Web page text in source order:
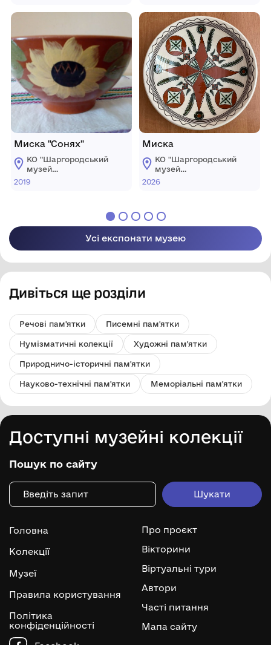
Шаргородської
Миска "Сонях"
КО "Шаргородський
музей
образотворчого
2019
Шаргородської
міської ради
Миска
КО "Шаргородський
музей
образотворчого
2026
Усі експонати музею
Дивіться ще розділи
Речові пам'ятки Писемні пам'ятки
Нумізматичні колекції Художні пам'ятки
Природничо-історичні пам'ятки
Науково-технічні пам'ятки Меморіальні пам'ятки
Доступні музейні колекції
Пошук по сайту
Головна
Колекції
Музеї
Правила користування
Політика
конфіденційності
Про проєкт
Вікторини
Віртуальні тури
Автори
Часті питання
Мапа сайту